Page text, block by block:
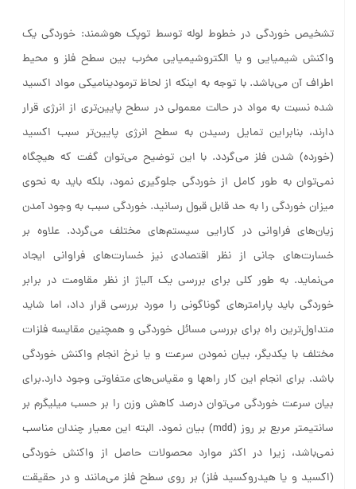
تشخیص خوردگی در خطوط لوله توسط توپک هوشمند: خوردگی یک
واکنش شیمیایی و یا الکتروشیمیایی مخرب بین سطح فلز و محیط
اطراف آن می‌باشد. با توجه به اینکه از لحاظ ترمودینامیکی مواد اکسید
شده نسبت به مواد در حالت معمولی در سطح پایین‌تری از انرژی قرار
دارند، بنابراین تمایل رسیدن به سطح انرژی پایین‌تر سبب اکسید
(خورده) شدن فلز می‌گردد. با این توضیح می‌توان گفت که هیچگاه
نمی‌توان به طور کامل از خوردگی جلوگیری نمود، بلکه باید به نحوی
میزان خوردگی را به حد قابل قبول رسانید. خوردگی سبب به وجود آمدن
زیان‌های فراوانی در کارایی سیستم‌های مختلف می‌گردد. علاوه بر
خسارت‌های جانی از نظر اقتصادی نیز خسارت‌های فراوانی ایجاد
می‌نماید. به طور کلی برای بررسی یک آلیاژ از نظر مقاومت در برابر
خوردگی باید پارامترهای گوناگونی را مورد بررسی قرار داد، اما شاید
متداول‌ترین راه برای بررسی مسائل خوردگی ‌و همچنین مقایسه فلزات
مختلف با یکدیگر، بیان نمودن سرعت و یا نرخ انجام واکنش خوردگی
باشد. برای انجام این کار راهها و مقیاس‌های متفاوتی وجود دارد.برای
بیان سرعت خوردگی می‌توان درصد کاهش وزن را بر حسب میلیگرم بر
سانتیمتر مربع بر روز (mdd) بیان نمود. البته این معیار چندان مناسب
نمی‌باشد، زیرا در اکثر موارد محصولات حاصل از واکنش خوردگی
(اکسید و یا هیدروکسید فلز) بر روی سطح فلز می‌مانند و در حقیقت